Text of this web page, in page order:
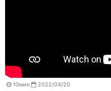
10мин 2022/04/20